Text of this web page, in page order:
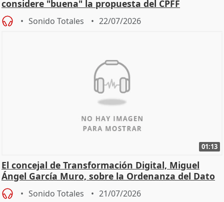
considere "buena" la propuesta del CPFF
Sonido Totales 22/07/2026
01:13
El concejal de Transformación Digital, Miguel
Ángel García Muro, sobre la Ordenanza del Dato
Sonido Totales 21/07/2026